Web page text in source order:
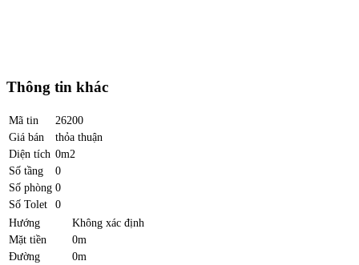
Thông tin khác
Mã tin
26200
Giá bán
thỏa thuận
Diện tích 0m2
Số tầng
0
Số phòng 0
Số Tolet
0
Hướng
Không xác định
Mặt tiền
0m
Đường
0m